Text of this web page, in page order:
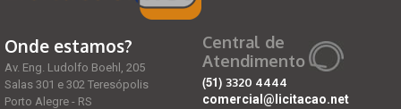
Onde estamos?
Av. Eng. Ludolfo Boehl, 205
Salas 301 e 302 Teresópolis
Porto Alegre - RS
Central de
Atendimento
(51) 3320 4444
comercial@licitacao.net